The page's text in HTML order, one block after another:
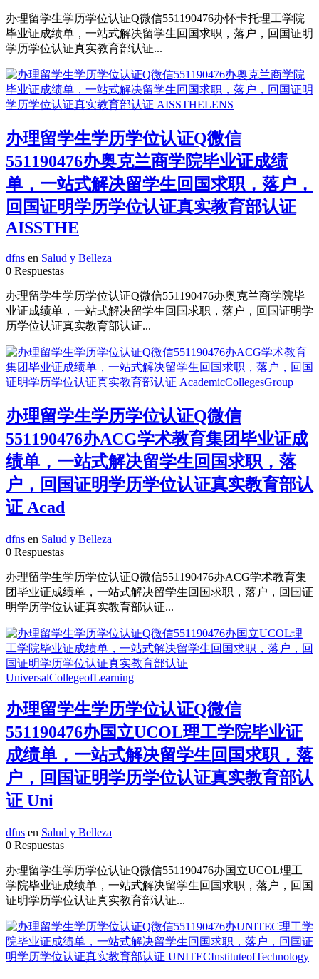
办理留学生学历学位认证Q微信551190476办怀卡托理工学院
毕业证成绩单，一站式解决留学生回国求职，落户，回国证明
学历学位认证真实教育部认证...
办理留学生学历学位认证Q微信
551190476办奥克兰商学院毕业证成绩
单，一站式解决留学生回国求职，落户，
回国证明学历学位认证真实教育部认证
AISSTHE
dfns en Salud y Belleza
0 Respuestas
办理留学生学历学位认证Q微信551190476办奥克兰商学院毕
业证成绩单，一站式解决留学生回国求职，落户，回国证明学
历学位认证真实教育部认证...
办理留学生学历学位认证Q微信
551190476办ACG学术教育集团毕业证成
绩单，一站式解决留学生回国求职，落
户，回国证明学历学位认证真实教育部认
证 Acad
dfns en Salud y Belleza
0 Respuestas
办理留学生学历学位认证Q微信551190476办ACG学术教育集
团毕业证成绩单，一站式解决留学生回国求职，落户，回国证
明学历学位认证真实教育部认证...
办理留学生学历学位认证Q微信
551190476办国立UCOL理工学院毕业证
成绩单，一站式解决留学生回国求职，落
户，回国证明学历学位认证真实教育部认
证 Uni
dfns en Salud y Belleza
0 Respuestas
办理留学生学历学位认证Q微信551190476办国立UCOL理工
学院毕业证成绩单，一站式解决留学生回国求职，落户，回国
证明学历学位认证真实教育部认证...